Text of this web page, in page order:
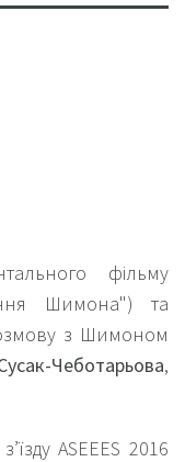
фільму
Шимона") та
з Шимоном
Чеботарьова,
ASEEES 2016